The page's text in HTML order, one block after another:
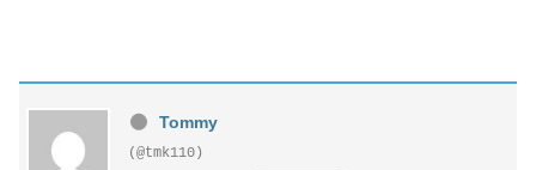
Tommy
(@tmk110)